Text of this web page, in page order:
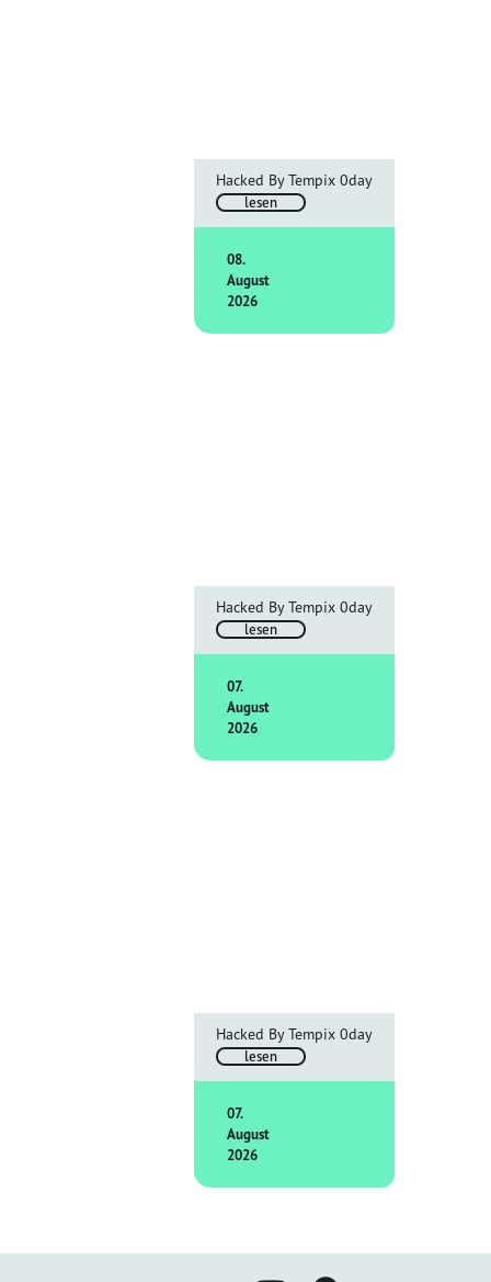
Hacked By Tempix 0day
lesen
08.
August
2026
Hacked By Tempix 0day
lesen
07.
August
2026
Hacked By Tempix 0day
lesen
07.
August
2026